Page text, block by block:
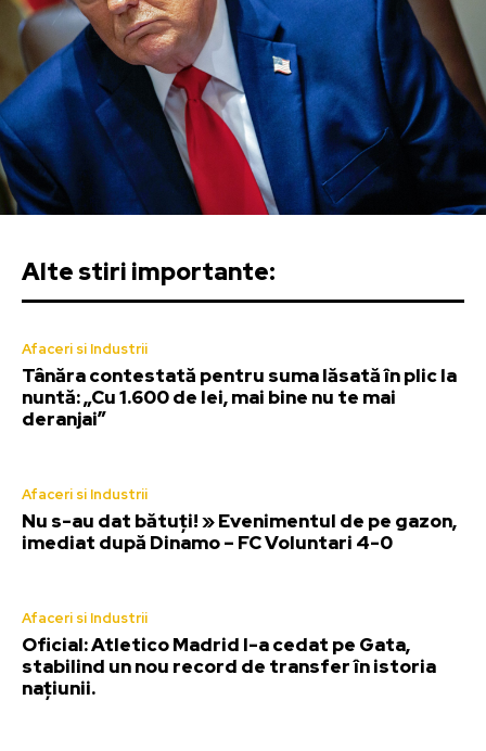
Alte stiri importante:
Afaceri si Industrii
Tânăra contestată pentru suma lăsată în plic la
nuntă: „Cu 1.600 de lei, mai bine nu te mai
deranjai”
Afaceri si Industrii
Nu s-au dat bătuți! » Evenimentul de pe gazon,
imediat după Dinamo – FC Voluntari 4-0
Afaceri si Industrii
Oficial: Atletico Madrid l-a cedat pe Gata,
stabilind un nou record de transfer în istoria
națiunii.